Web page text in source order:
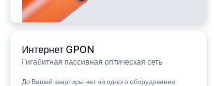
Интернет GPON
Гигабитная пассивная оптическая сеть
До Вашей квартиры нет ни одного оборудования,